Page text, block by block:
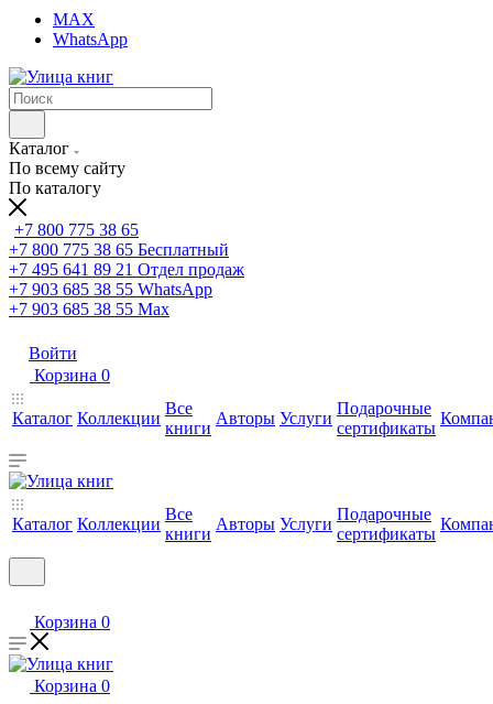
MAX
WhatsApp
Каталог
По всему сайту
По каталогу
+7 800 775 38 65
+7 800 775 38 65 Бесплатный
+7 495 641 89 21 Отдел продаж
+7 903 685 38 55 WhatsApp
+7 903 685 38 55 Max
Войти
Корзина 0
Каталог Коллекции
Все
книги
Авторы Услуги
Подарочные
сертификаты
Каталог Коллекции
Все
книги
Авторы Услуги
Подарочные
сертификаты
Корзина 0
Корзина 0